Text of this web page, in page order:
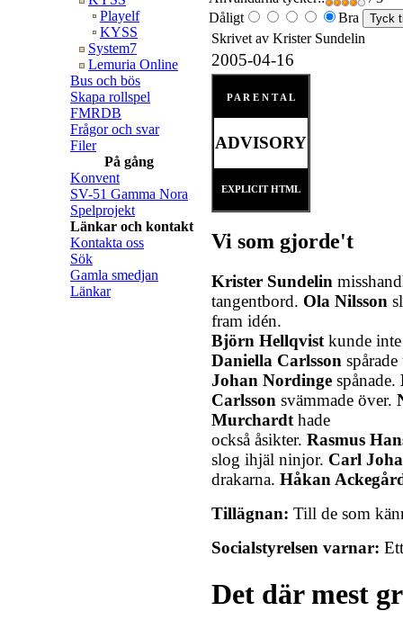
Playelf
KYSS
System7
Lemuria Online
Bus och bös
Skapa rollspel
FMRDB
Frågor och svar
Filer
På gång
Konvent
SV-51 Gamma Nora
Spelprojekt
Länkar och kontakt
Kontakta oss
Sök
Gamla smedjan
Länkar
Dåligt
Bra
Skrivet av Krister Sundelin
2005-04-16
P A R E N T A L
ADVISORY
EXPLICIT HTML
Vi som gjorde't
Krister Sundelin
tangentbord. Ola Nilsson
fram idén.
Björn Hellqvistkunde
Daniella Carlsson spårade
Johan Nordinge spånade.
Carlsson svämmade över.
Murchardthade
också åsikter. Rasmus
slog ihjäl ninjor. Carl
drakarna. Håkan
Tillägnan: Till de som
Socialstyrelsen varnar:
Det där mest